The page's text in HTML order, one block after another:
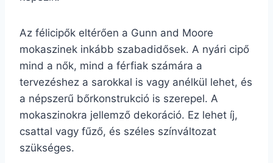
Az félicipők eltérően a Gunn and Moore
mokaszinek inkább szabadidősek. A nyári cipő
mind a nők, mind a férfiak számára a
tervezéshez a sarokkal is vagy anélkül lehet, és
a népszerű bőrkonstrukció is szerepel. A
mokaszinokra jellemző dekoráció. Ez lehet íj,
csattal vagy fűző, és széles színváltozat
szükséges.